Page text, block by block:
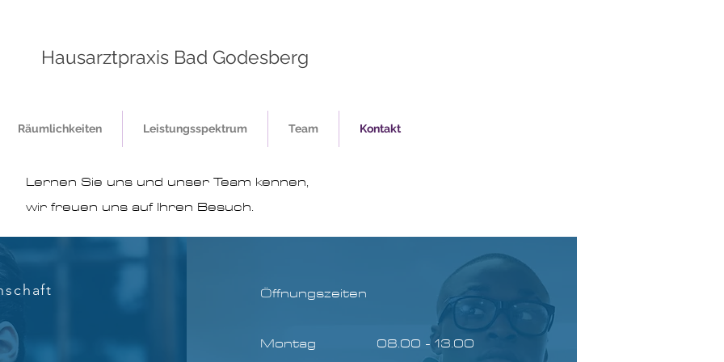
Hausarztpraxis Bad Godesberg
Räumlichkeiten Leistungsspektrum Team Kontakt
Lernen Sie uns und unser Team kennen,
wir freuen uns auf Ihren Besuch.
Öffnungszeiten
Montag 08.00 - 13.00